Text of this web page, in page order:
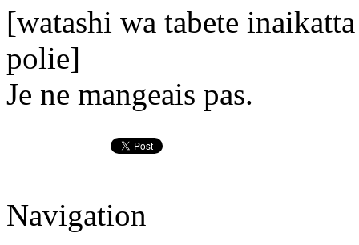
[watashi wa tabete
polie]
Je ne mangeais pas.
Navigation